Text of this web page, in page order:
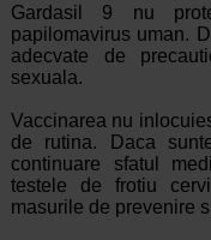
Gardasil 9 nu
papilomavirus uman.
adecvate de
sexuala.
Vaccinarea nu
de rutina. Daca
continuare sfatul
testele de frotiu
masurile de prevenire